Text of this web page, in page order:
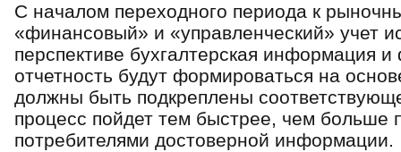
С началом переходного периода к
«финансовый» и «управленческий» учет
перспективе бухгалтерская информация
отчетность будут формироваться на
должны быть подкреплены
процесс пойдет тем быстрее, чем больше
потребителями достоверной информации.